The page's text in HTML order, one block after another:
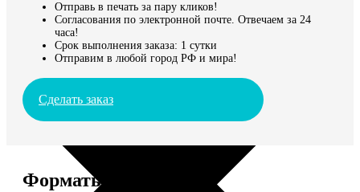
Отправь в печать за пару кликов!
Согласования по электронной почте. Отвечаем за 24
часа!
Срок выполнения заказа: 1 сутки
Отправим в любой город РФ и мира!
Сделать заказ
Форматы и цены